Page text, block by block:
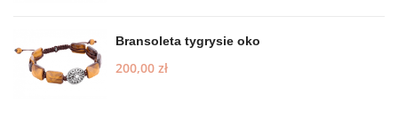
Bransoleta tygrysie oko
200,00 zł